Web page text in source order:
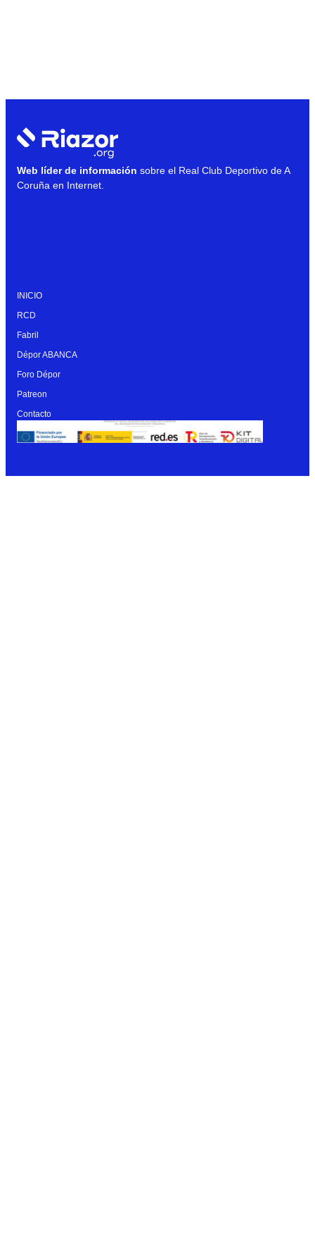
Web líder de información sobre el Real Club Deportivo de A
Coruña en Internet.
INICIO
RCD
Fabril
Dépor ABANCA
Foro Dépor
Patreon
Contacto